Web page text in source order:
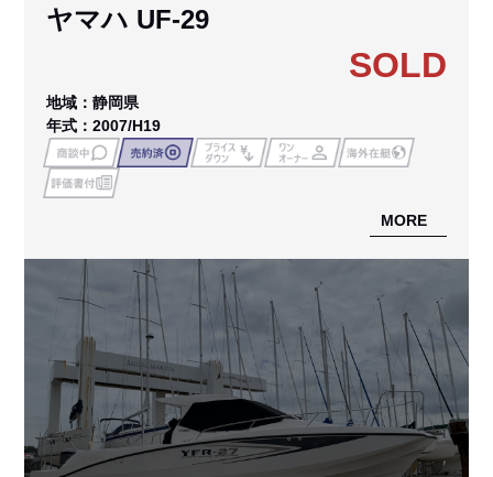
ヤマハ UF-29
SOLD
地域：静岡県
年式：2007/H19
MORE